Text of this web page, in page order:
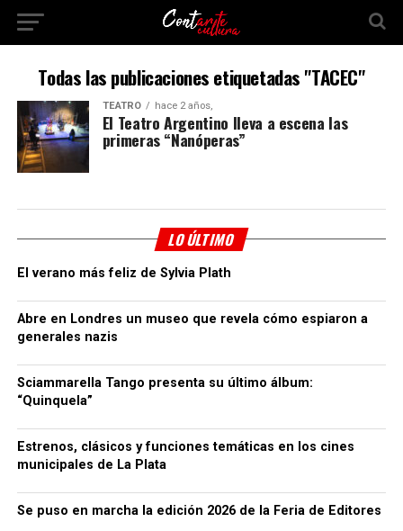
Todas las publicaciones etiquetadas "TACEC"
TEATRO hace 2 años,
El Teatro Argentino lleva a escena las
primeras “Nanóperas”
LO ÚLTIMO
El verano más feliz de Sylvia Plath
Abre en Londres un museo que revela cómo espiaron a
generales nazis
Sciammarella Tango presenta su último álbum:
“Quinquela”
Estrenos, clásicos y funciones temáticas en los cines
municipales de La Plata
Se puso en marcha la edición 2026 de la Feria de Editores